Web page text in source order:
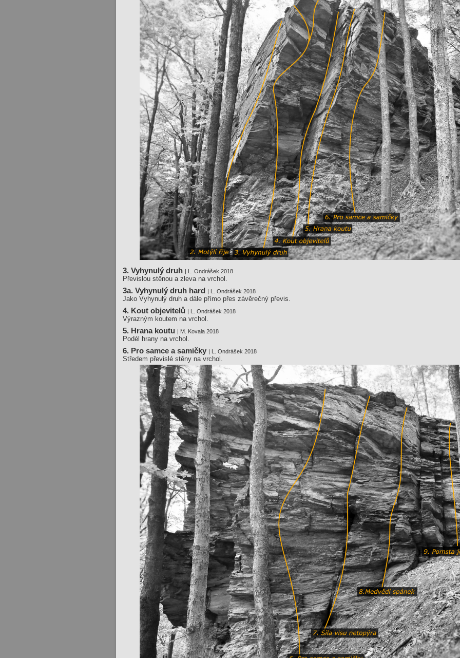
3. Vyhynulý druh | L. Ondrášek 2018
Převislou stěnou a zleva na vrchol.
3a. Vyhynulý druh hard | L. Ondrášek 2018
Jako Vyhynulý druh a dále přímo přes závěrečný převis.
4. Kout objevitelů | L. Ondrášek 2018
Výrazným koutem na vrchol.
5. Hrana koutu | M. Kovala 2018
Podél hrany na vrchol.
6. Pro samce a samičky | L. Ondrášek 2018
Středem převislé stěny na vrchol.